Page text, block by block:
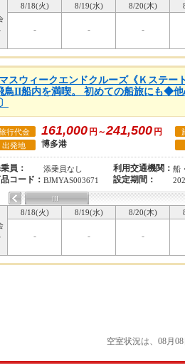
8/18(火) 8/19(水) 8/20(木)
- - -
スウィークエンドクルーズ《Ｋステー
鳥II船内を満喫。 初めての船旅にも◆
行代金 161,000 円～241,500 円
出発地 博多港
員： 添乗員なし 利用交通機関： 船
コード： BJMYAS003671 設定期間：
8/18(火) 8/19(水) 8/20(木)
- - -
空室状況は、08月